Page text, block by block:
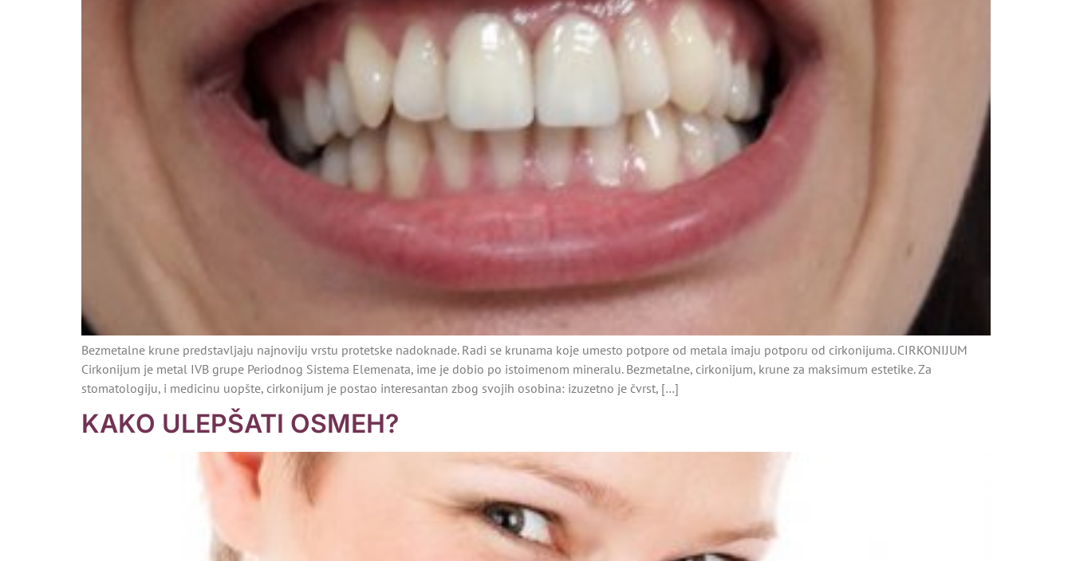
Bezmetalne krune predstavljaju najnoviju vrstu protetske nadoknade. Radi se krunama koje umesto potpore od metala imaju potporu od cirkonijuma. CIRKONIJUM
Cirkonijum je metal IVB grupe Periodnog Sistema Elemenata, ime je dobio po istoimenom mineralu. Bezmetalne, cirkonijum, krune za maksimum estetike. Za
stomatologiju, i medicinu uopšte, cirkonijum je postao interesantan zbog svojih osobina: izuzetno je čvrst, […]
KAKO ULEPŠATI OSMEH?